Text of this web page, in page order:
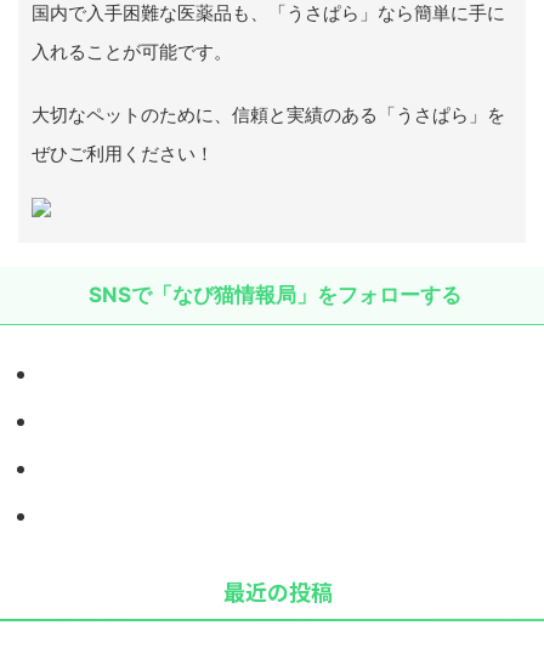
国内で入手困難な医薬品も、「うさぱら」なら簡単に手に
入れることが可能です。
大切なペットのために、信頼と実績のある「うさぱら」を
ぜひご利用ください！
SNSで「なび猫情報局」をフォローする
最近の投稿